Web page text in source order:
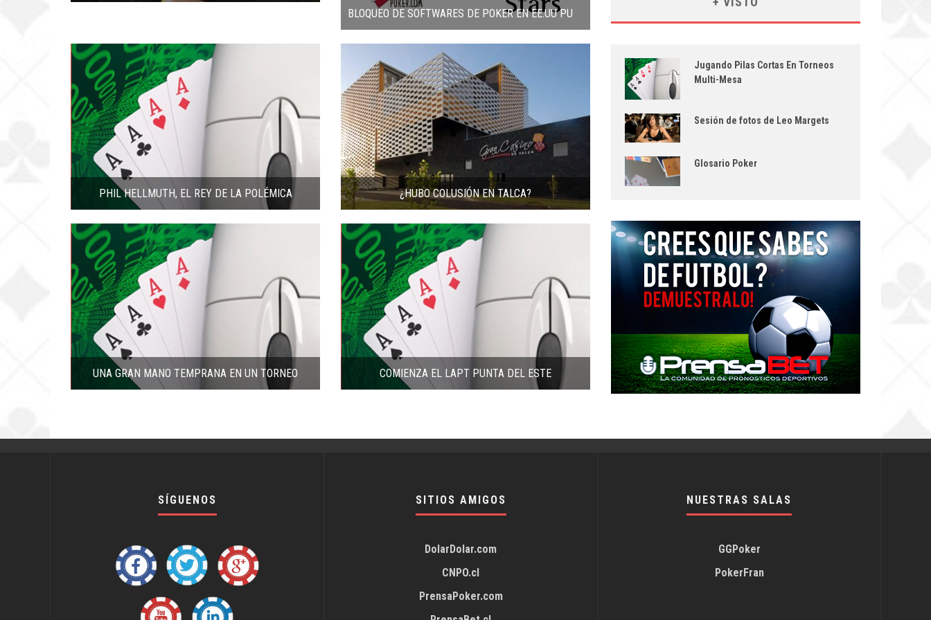
PHIL HELLMUTH, EL REY DE LA POLÉMICA ¿HUBO COLUSIÓN EN TALCA?
UNA GRAN MANO TEMPRANA EN UN TORNEO COMIENZA EL LAPT PUNTA DEL ESTE
Jugando Pilas Cortas En Torneos
Multi-Mesa
Sesión de fotos de Leo Margets
Glosario Poker
SÍGUENOS SITIOS AMIGOS
DolarDolar.com
CNPO.cl
PrensaPoker.com
NUESTRAS SALAS
GGPoker
PokerFran